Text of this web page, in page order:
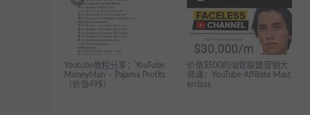
Youtube教程分享：YouTube
MoneyMan – Pajama Profits
（价值49$）
价值$500的油管联盟营销大
师课：YouTube Affiliate Mast
erclass